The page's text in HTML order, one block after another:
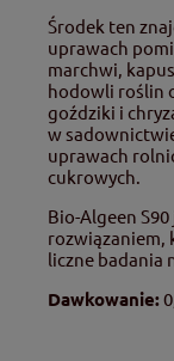
Środek ten
uprawach
marchwi,
hodowli roślin
goździki i
w
uprawach
cukrowych.
Bio-Algeen
rozwiązaniem,
liczne badania
Dawkowanie: